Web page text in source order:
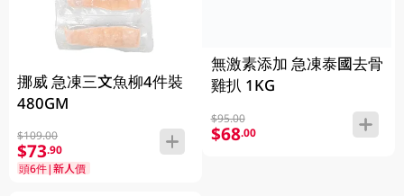
挪威 急凍三文魚柳4件裝
480GM
$109.00
$73.90
頭6件|新人價
無激素添加 急凍泰國去骨
雞扒 1KG
$95.00
$68.00